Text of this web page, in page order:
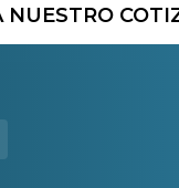
NUESTRO